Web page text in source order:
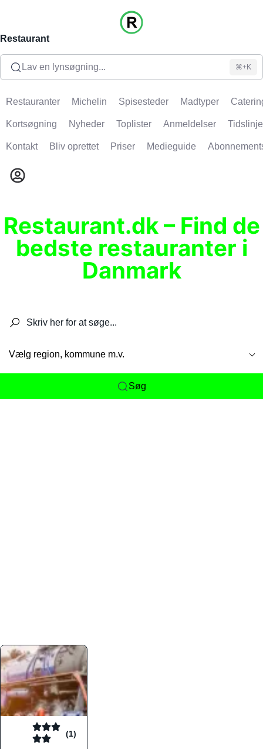
Restaurant
Lav en lynsøgning... ⌘+K
Restauranter Michelin Spisesteder Madtyper
Kortsøgning Nyheder Toplister Anmeldelser Tidslinje
Kontakt Bliv oprettet Priser Medieguide
Restaurant.dk – Find de
bedste restauranter i
Danmark
Vælg region, kommune m.v.
Søg
(1)